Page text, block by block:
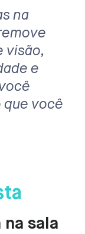
na
visão,
e
que você
sala